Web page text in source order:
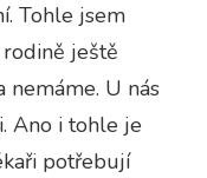
Tohle jsem
ještě
nemáme. U nás
Ano i tohle je
potřebují